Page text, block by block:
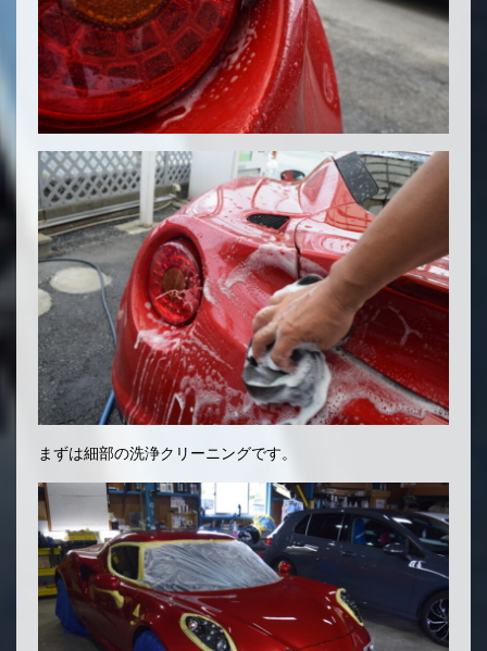
まずは細部の洗浄クリーニングです。